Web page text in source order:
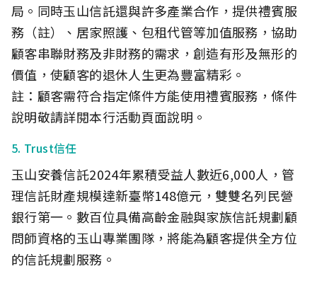
局。同時玉山信託還與許多產業合作，提供禮賓服
務（註）、居家照護、包租代管等加值服務，協助
顧客串聯財務及非財務的需求，創造有形及無形的
價值，使顧客的退休人生更為豐富精彩。
註：顧客需符合指定條件方能使用禮賓服務，條件
說明敬請詳閱本行活動頁面說明。
5. Trust信任
玉山安養信託2024年累積受益人數近6,000人，管
理信託財產規模達新臺幣148億元，雙雙名列民營
銀行第一。數百位具備高齡金融與家族信託規劃顧
問師資格的玉山專業團隊，將能為顧客提供全方位
的信託規劃服務。